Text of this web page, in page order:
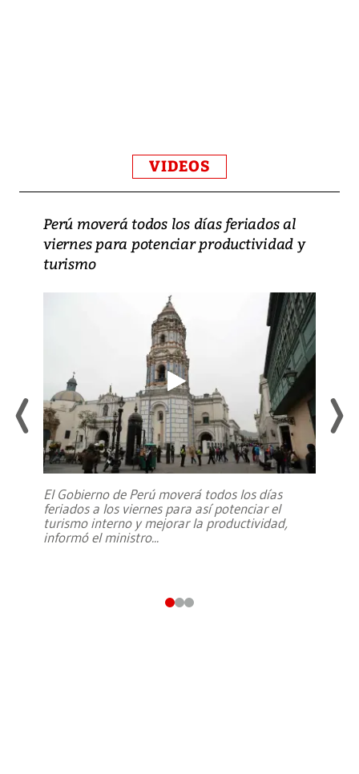
VIDEOS
Perú moverá todos los días feriados al
viernes para potenciar productividad y
turismo
El Gobierno de Perú moverá todos los días
feriados a los viernes para así potenciar el
turismo interno y mejorar la productividad,
informó el ministro...